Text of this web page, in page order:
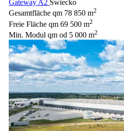
Gateway A2 Świecko
Gesamtfläche qm 78 850 m2
Freie Fläche qm 69 500 m2
Min. Modul qm od 5 000 m2